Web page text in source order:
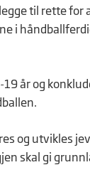
til rette
i
år og
og utvikles
skal gi